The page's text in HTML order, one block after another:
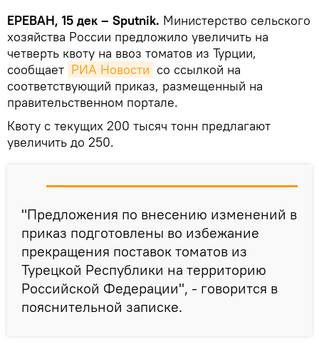
ЕРЕВАН, 15 дек – Sputnik. Министерство сельского
хозяйства России предложило увеличить на
четверть квоту на ввоз томатов из Турции,
сообщает РИА Новости со ссылкой на
соответствующий приказ, размещенный на
правительственном портале.
Квоту с текущих 200 тысяч тонн предлагают
увеличить до 250.
"Предложения по внесению изменений в
приказ подготовлены во избежание
прекращения поставок томатов из
Турецкой Республики на территорию
Российской Федерации", - говорится в
пояснительной записке.